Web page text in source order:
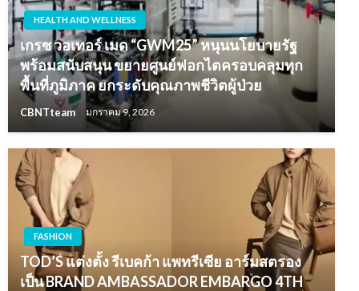
HEALTH AND WELLNESS
เกรซ วอเทอร์ เมด “GWM25” หนุนนโยบายรัฐ
พร้อมสนับสนุน ขยายศูนย์ฟอกไตครอบคลุมทุก
พื้นที่ภูมิภาค ยกระดับคุณภาพชีวิตผู้ป่วย
CBNTteam มกราคม 9, 2026
FASHION
TOD’S แต่งตั้ง รีเบคก้า แพทรีเซีย อาร์มสตรอง
เป็น BRAND AMBASSADOR EMBARGO 4TH